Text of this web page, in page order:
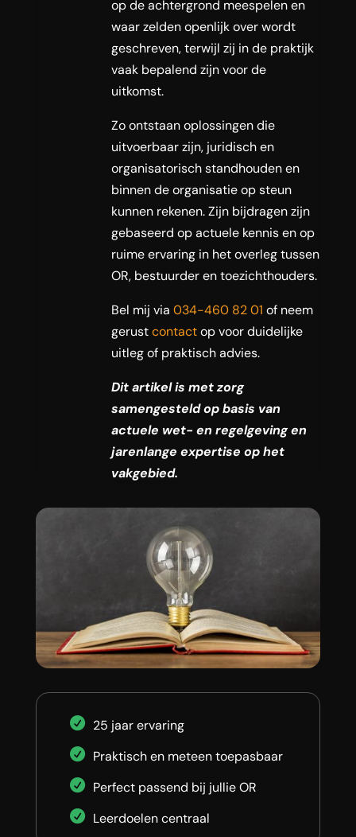
op de achtergrond meespelen en
waar zelden openlijk over wordt
geschreven, terwijl zij in de praktijk
vaak bepalend zijn voor de
uitkomst.
Zo ontstaan oplossingen die
uitvoerbaar zijn, juridisch en
organisatorisch standhouden en
binnen de organisatie op steun
kunnen rekenen. Zijn bijdragen zijn
gebaseerd op actuele kennis en op
ruime ervaring in het overleg tussen
OR, bestuurder en toezichthouders.
Bel mij via 034-460 82 01 of neem
gerustcontactop voor duidelijke
uitleg of praktisch advies.
Dit artikel is met zorg
samengesteld op basis van
actuele wet- en regelgeving en
jarenlange expertise op het
vakgebied.
25 jaar ervaring
Praktisch en meteen toepasbaar
Perfect passend bij jullie OR
Leerdoelen centraal